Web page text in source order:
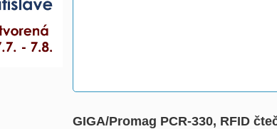
GIGA/Promag PCR-330, RFID